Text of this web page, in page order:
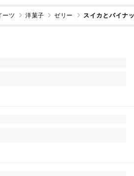
ーツ 洋菓子 ゼリー スイカとパイナ